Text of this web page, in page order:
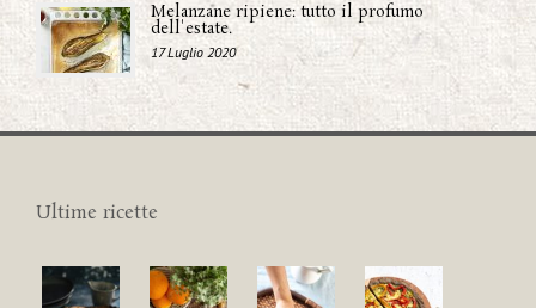
Melanzane ripiene: tutto il profumo
dell'estate.
17 Luglio 2020
Ultime ricette